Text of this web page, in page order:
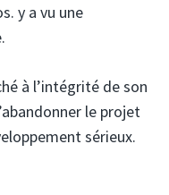
y a vu une
à l’intégrité de son
le projet
sérieux.